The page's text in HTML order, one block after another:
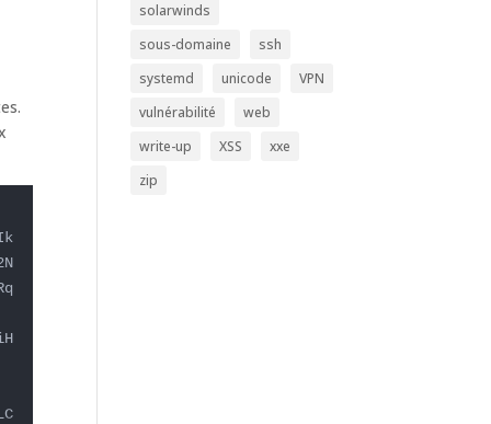
solarwinds
sous-domaine
ssh
systemd
unicode
VPN
vulnérabilité
web
write-up
XSS
xxe
zip